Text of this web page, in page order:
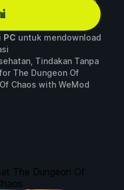
PC untuk mendownload
Tindakan Tanpa
The Dungeon Of
Chaos with WeMod
The Dungeon Of